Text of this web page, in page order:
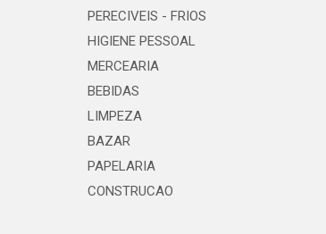
PERECIVEIS - FRIOS
HIGIENE PESSOAL
MERCEARIA
BEBIDAS
LIMPEZA
BAZAR
PAPELARIA
CONSTRUCAO